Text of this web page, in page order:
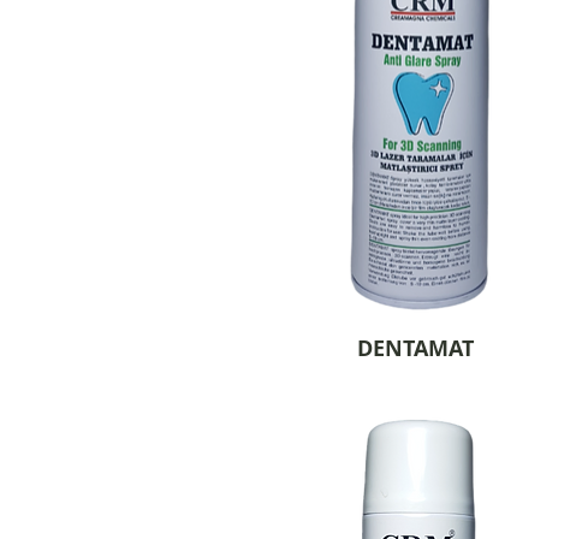
DENTAMAT